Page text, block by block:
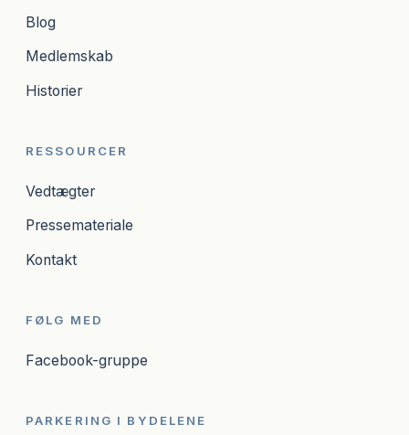
Blog
Medlemskab
Historier
RESSOURCER
Vedtægter
Pressemateriale
Kontakt
FØLG MED
Facebook-gruppe
PARKERING I BYDELENE